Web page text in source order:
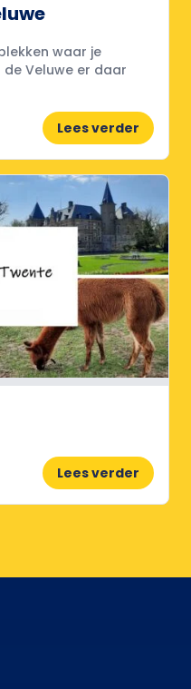
waar je
de Veluwe er daar
Lees verder
Lees verder